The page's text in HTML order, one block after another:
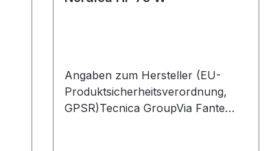
Angaben zum Hersteller (EU-
Produktsicherheitsverordnung,
GPSR)Tecnica GroupVia Fante